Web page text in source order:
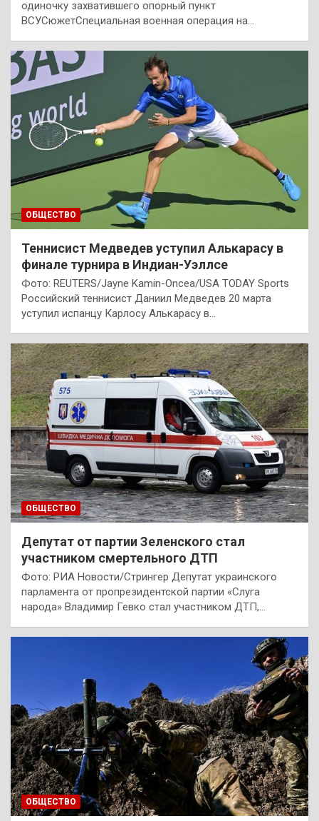
одиночку захватившего опорный пункт
ВСУСюжетСпециальная военная операция на…
ОБЩЕСТВО
Теннисист Медведев уступил Алькарасу в
финале турнира в Индиан-Уэллсе
Фото: REUTERS/Jayne Kamin-Oncea/USA TODAY Sports
Российский теннисист Даниил Медведев 20 марта
уступил испанцу Карлосу Алькарасу в…
ОБЩЕСТВО
Депутат от партии Зеленского стал
участником смертельного ДТП
Фото: РИА Новости/Стрингер Депутат украинского
парламента от пропрезидентской партии «Слуга
народа» Владимир Гевко стал участником ДТП,…
ОБЩЕСТВО